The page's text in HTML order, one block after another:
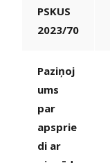
PSKUS
2023/70
Paziņoj
ums
par
apsprie
di ar